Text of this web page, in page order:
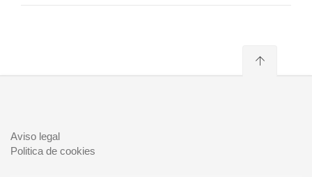
Aviso legal
Politica de cookies